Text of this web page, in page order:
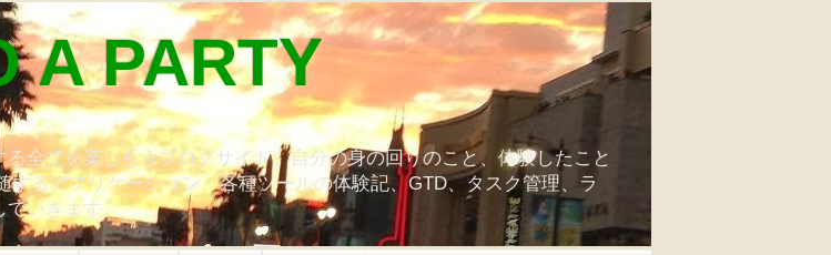
A PARTY
全てを楽しもうブログサイト。自分の身の回りのこと、体験したこと
るアプリケーション、各種ツールの体験記、GTD、タスク管理、ラ
ていきます。